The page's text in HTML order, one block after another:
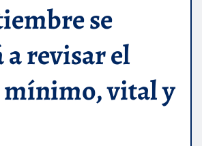
se
revisar el
vital y